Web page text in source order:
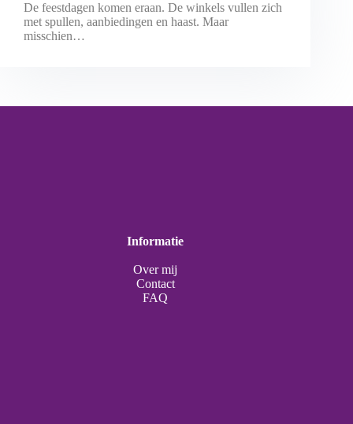
De feestdagen komen eraan. De winkels vullen zich
met spullen, aanbiedingen en haast. Maar
misschien…
Informatie
Over mij
Contact
FAQ